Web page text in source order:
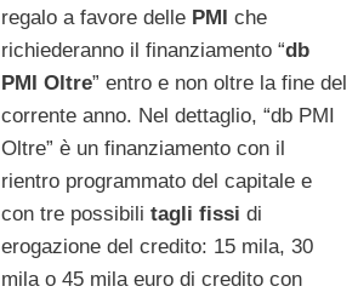
regalo a favore dellePMI che
richiederanno il finanziamento “db
PMI Oltre” entro e non oltre la fine del
corrente anno. Nel dettaglio, “db PMI
Oltre” è un finanziamento con il
rientro programmato del capitale e
con tre possibili tagli fissi di
erogazione del credito: 15 mila, 30
mila o 45 mila euro di credito con